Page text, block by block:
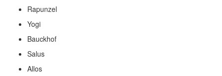
Rapunzel
Yogi
Bauckhof
Salus
Allos